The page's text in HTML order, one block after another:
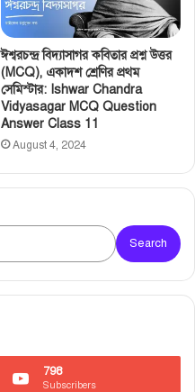
ঈশ্বরচন্দ্র বিদ্যাসাগর কবিতার প্রশ্ন উত্তর
(MCQ), একাদশ শ্রেণির প্রথম
সেমিস্টার: Ishwar Chandra
Vidyasagar MCQ Question
Answer Class 11
August 4, 2024
Search
798
Subscribers